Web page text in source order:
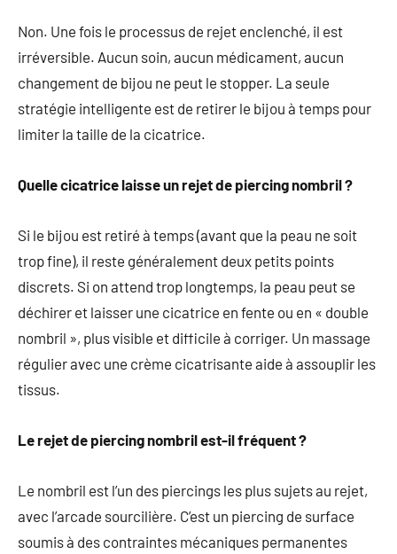
Non. Une fois le processus de rejet enclenché, il est
irréversible. Aucun soin, aucun médicament, aucun
changement de bijou ne peut le stopper. La seule
stratégie intelligente est de retirer le bijou à temps pour
limiter la taille de la cicatrice.
Quelle cicatrice laisse un rejet de piercing nombril ?
Si le bijou est retiré à temps (avant que la peau ne soit
trop fine), il reste généralement deux petits points
discrets. Si on attend trop longtemps, la peau peut se
déchirer et laisser une cicatrice en fente ou en « double
nombril », plus visible et difficile à corriger. Un massage
régulier avec une crème cicatrisante aide à assouplir les
tissus.
Le rejet de piercing nombril est-il fréquent ?
Le nombril est l’un des piercings les plus sujets au rejet,
avec l’arcade sourcilière. C’est un piercing de surface
soumis à des contraintes mécaniques permanentes